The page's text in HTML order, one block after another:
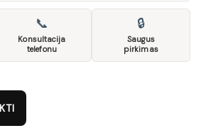
📞
Konsultacija
telefonu
🔒
Saugus
pirkimas
F9